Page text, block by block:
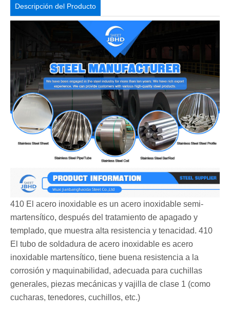
Descripción del Producto
410 El acero inoxidable es un acero inoxidable semi-
martensítico, después del tratamiento de apagado y
templado, que muestra alta resistencia y tenacidad. 410
El tubo de soldadura de acero inoxidable es acero
inoxidable martensítico, tiene buena resistencia a la
corrosión y maquinabilidad, adecuada para cuchillas
generales, piezas mecánicas y vajilla de clase 1 (como
cucharas, tenedores, cuchillos, etc.)